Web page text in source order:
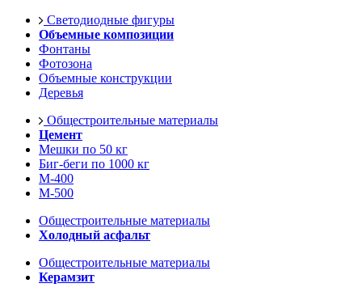
Светодиодные фигуры
Объемные композиции
Фонтаны
Фотозона
Объемные конструкции
Деревья
Общестроительные материалы
Цемент
Мешки по 50 кг
Биг-беги по 1000 кг
М-400
М-500
Общестроительные материалы
Холодный асфальт
Общестроительные материалы
Керамзит